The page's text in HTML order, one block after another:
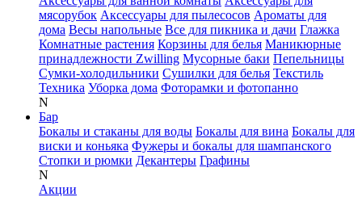
мясорубок Аксессуары для пылесосов Ароматы для
дома Весы напольные Все для пикника и дачи Глажка
Комнатные растения Корзины для белья Маникюрные
принадлежности Zwilling Мусорные баки Пепельницы
Сумки-холодильники Сушилки для белья Текстиль
Техника Уборка дома Фоторамки и фотопанно
N
Бар
Бокалы и стаканы для воды Бокалы для вина Бокалы для
виски и коньяка Фужеры и бокалы для шампанского
Стопки и рюмки Декантеры Графины
N
Акции